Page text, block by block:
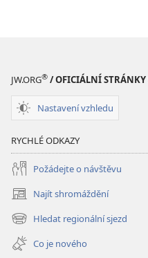
JW.ORG® / OFICIÁLNÍ STRÁNKY
Nastavení vzhledu
RYCHLÉ ODKAZY
Požádejte o návštěvu
Najít shromáždění
(otevřeno
nové
okno)
Hledat regionální sjezd
(otevřeno
nové
okno)
Co je nového